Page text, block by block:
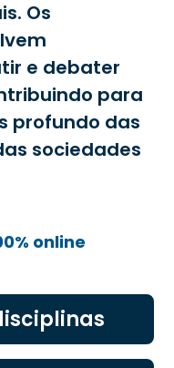
Os
e debater
para
profundo das
sociedades
online